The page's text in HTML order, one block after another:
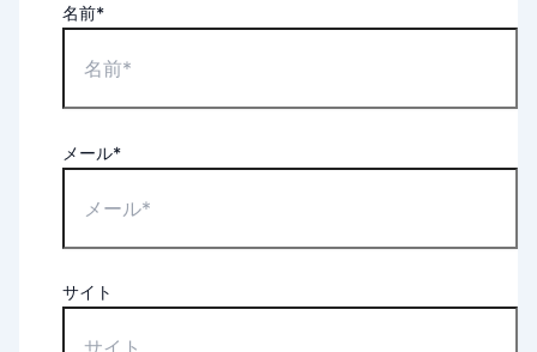
名前*
メール*
サイト